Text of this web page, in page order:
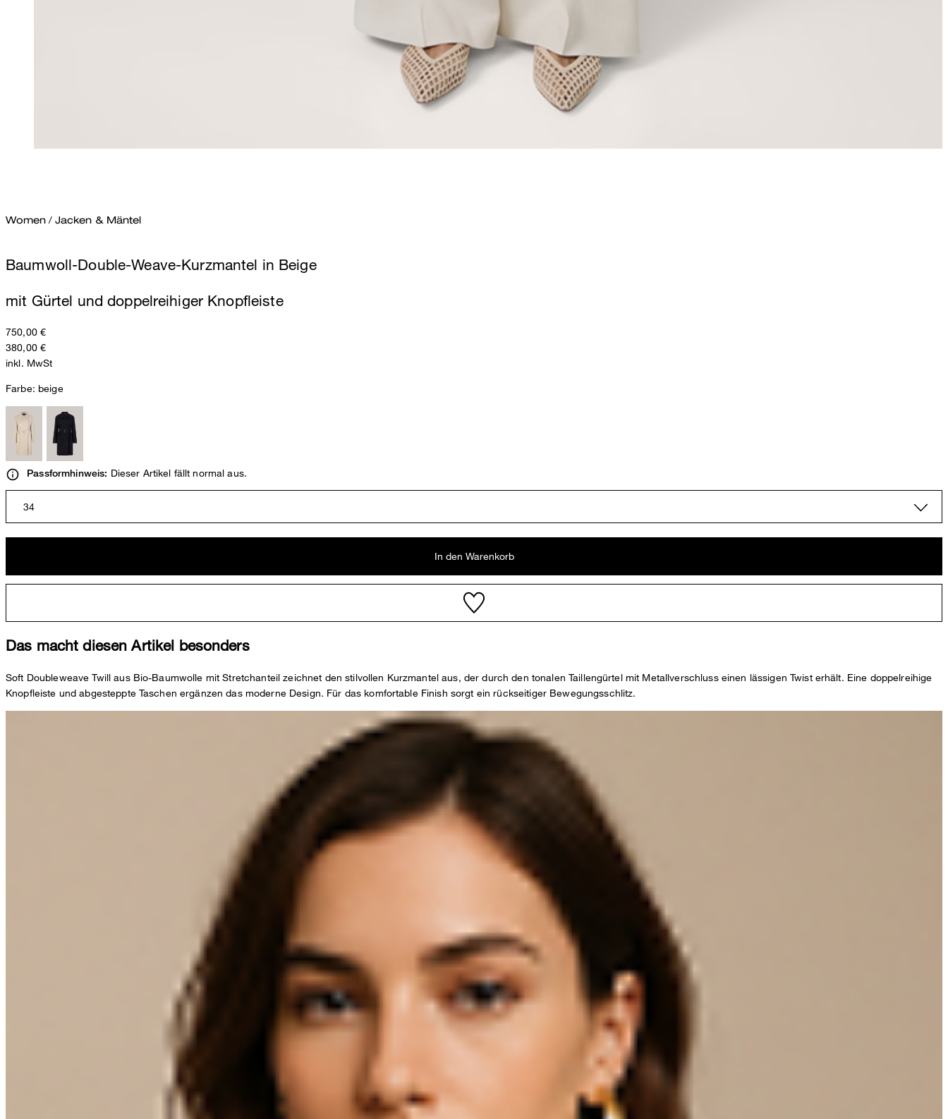
Women / Jacken & Mäntel
Baumwoll-Double-Weave-Kurzmantel in Beige
mit Gürtel und doppelreihiger Knopfleiste
750,00 €
380,00 €
inkl. MwSt
Farbe: beige
Passformhinweis: Dieser Artikel fällt normal aus.
34
In den Warenkorb
Das macht diesen Artikel besonders
Soft Doubleweave Twill aus Bio-Baumwolle mit Stretchanteil zeichnet den stilvollen Kurzmantel aus, der durch den tonalen Taillengürtel mit Metallverschluss einen lässigen Twist erhält. Eine doppelreihige
Knopfleiste und abgesteppte Taschen ergänzen das moderne Design. Für das komfortable Finish sorgt ein rückseitiger Bewegungsschlitz.